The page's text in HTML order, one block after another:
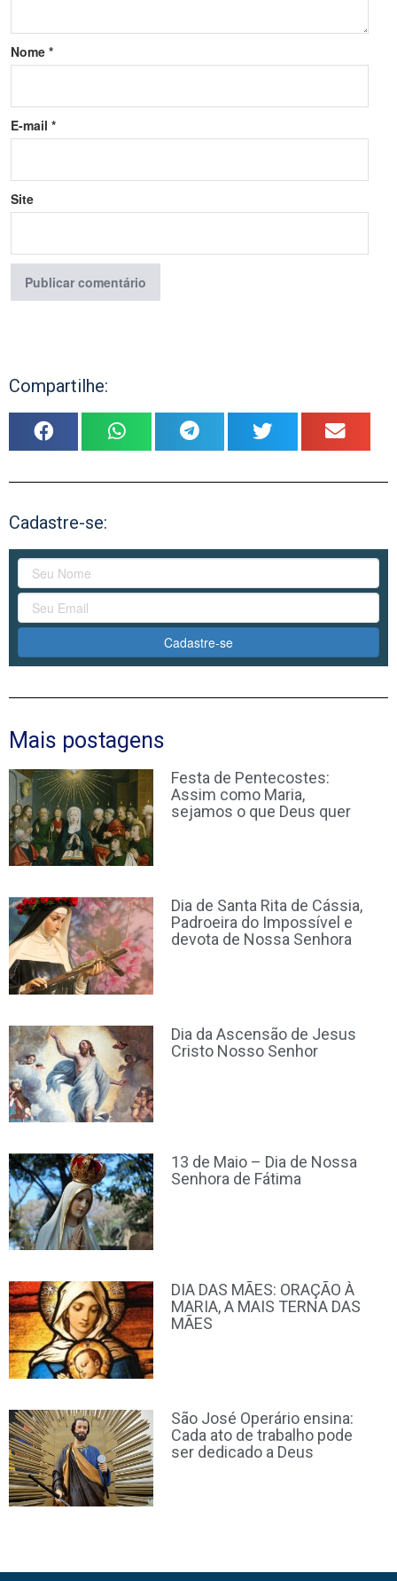
Nome *
E-mail *
Site
Compartilhe:
Cadastre-se:
Cadastre-se
Mais postagens
Festa de Pentecostes:
Assim como Maria,
sejamos o que Deus quer
Dia de Santa Rita de Cássia,
Padroeira do Impossível e
devota de Nossa Senhora
Dia da Ascensão de Jesus
Cristo Nosso Senhor
13 de Maio – Dia de Nossa
Senhora de Fátima
DIA DAS MÃES: ORAÇÃO À
MARIA, A MAIS TERNA DAS
MÃES
São José Operário ensina:
Cada ato de trabalho pode
ser dedicado a Deus